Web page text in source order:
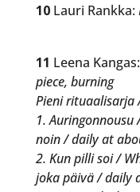
10Lauri Rankka:
11 Leena Kangas:
piece, burning
Pieni rituaalisarja
1. Auringonnousu
noin / daily at
2. Kun pilli soi /
joka päivä / daily